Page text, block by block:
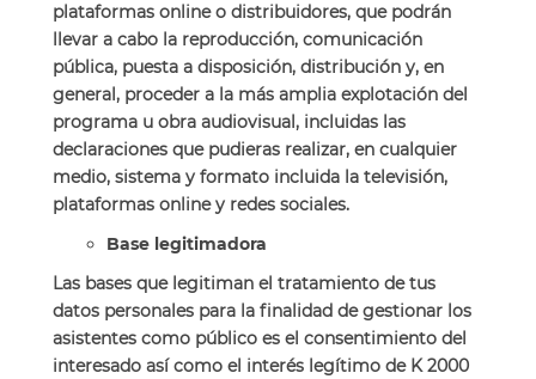
plataformas online o distribuidores, que podrán
llevar a cabo la reproducción, comunicación
pública, puesta a disposición, distribución y, en
general, proceder a la más amplia explotación del
programa u obra audiovisual, incluidas las
declaraciones que pudieras realizar, en cualquier
medio, sistema y formato incluida la televisión,
plataformas online y redes sociales.
Base legitimadora
Las bases que legitiman el tratamiento de tus
datos personales para la finalidad de gestionar los
asistentes como público es el consentimiento del
interesado así como el interés legítimo de K 2000